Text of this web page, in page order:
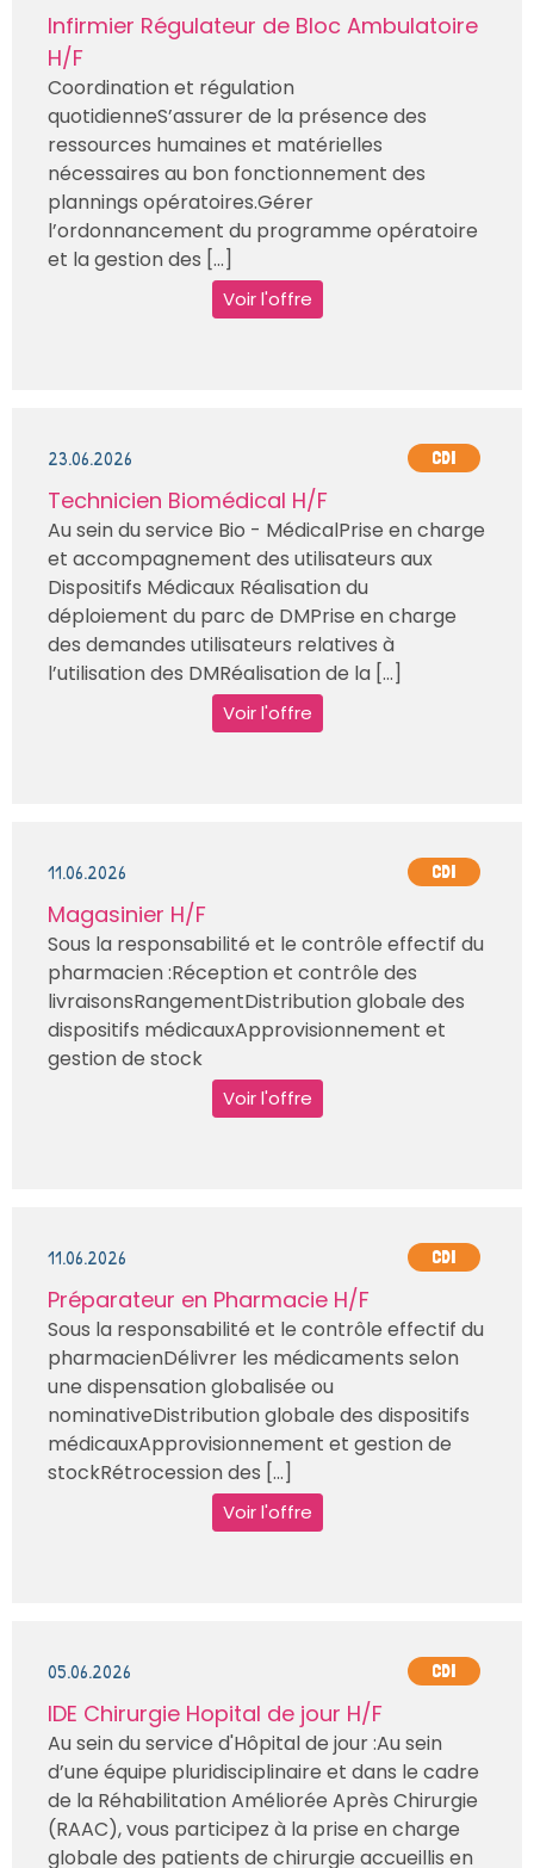
Infirmier Régulateur de Bloc Ambulatoire
H/F
Coordination et régulation
quotidienneS’assurer de la présence des
ressources humaines et matérielles
nécessaires au bon fonctionnement des
plannings opératoires.Gérer
l’ordonnancement du programme opératoire
et la gestion des [...]
Voir l'offre
23.06.2026 CDI
Technicien Biomédical H/F
Au sein du service Bio - MédicalPrise en charge
et accompagnement des utilisateurs aux
Dispositifs Médicaux Réalisation du
déploiement du parc de DMPrise en charge
des demandes utilisateurs relatives à
l’utilisation des DMRéalisation de la [...]
Voir l'offre
11.06.2026 CDI
Magasinier H/F
Sous la responsabilité et le contrôle effectif du
pharmacien :Réception et contrôle des
livraisonsRangementDistribution globale des
dispositifs médicauxApprovisionnement et
gestion de stock
Voir l'offre
11.06.2026 CDI
Préparateur en Pharmacie H/F
Sous la responsabilité et le contrôle effectif du
pharmacienDélivrer les médicaments selon
une dispensation globalisée ou
nominativeDistribution globale des dispositifs
médicauxApprovisionnement et gestion de
stockRétrocession des [...]
Voir l'offre
05.06.2026 CDI
IDE Chirurgie Hopital de jour H/F
Au sein du service d'Hôpital de jour :Au sein
d’une équipe pluridisciplinaire et dans le cadre
de la Réhabilitation Améliorée Après Chirurgie
(RAAC), vous participez à la prise en charge
globale des patients de chirurgie accueillis en